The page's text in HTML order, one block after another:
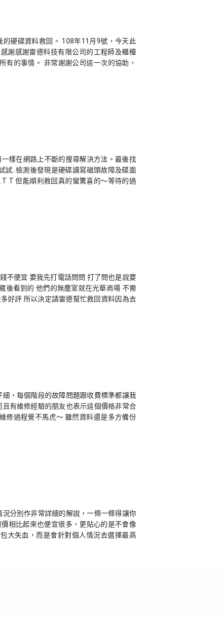
硬碟資料救回。 108年11月9號，今天此
謝感謝雷德科技有限公司的工程師及櫃檯
有的事情。 非常謝謝公司這一次的協助，
樣在網路上不斷的搜尋解決方法。最後找
試..檢測後發現是硬碟讀寫磁頭故障及碟面
T 但能順利救回真的蠻驚喜的～等待的過
不便宜 要我先打電話問問 打了問也是說要
後看到的 他們的無塵室就在光華商場 不需
好評 所以決定請雷德幫忙救回資料因為去
，每個階段的故障問題跟收費標準都讓我
有維修經驗的朋友也表示這個價格非常合
修過程覺不馬虎～ 雖然資料還是多方備份
分別作非常詳細的解說，一條一條得讓你
相比起來也便宜很多，更貼心的是不會像
大失血，而是會針對個人情況去選擇最高